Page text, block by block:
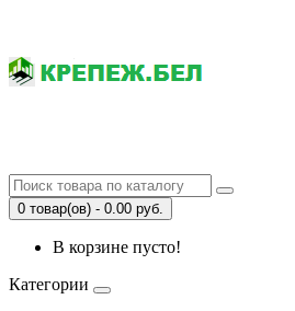
0 товар(ов) - 0.00 руб.
В корзине пусто!
Категории